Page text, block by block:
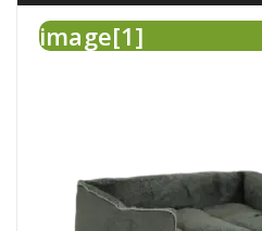
image[1]